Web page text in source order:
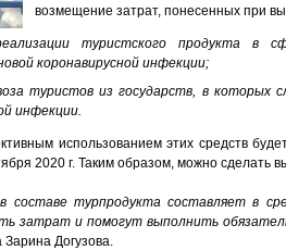
возмещение затрат, понесенных при
туристского продукта в
коронавирусной инфекции;
туристов из государств, в которых
инфекции.
использованием этих средств
2020 г. Таким образом, можно сделать
составе турпродукта составляет в
затрат и помогут выполнить
Зарина Догузова.